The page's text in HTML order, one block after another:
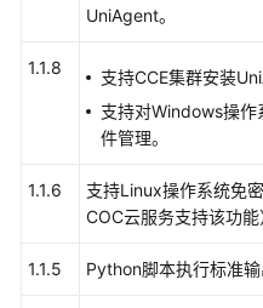
组
AOM
理
指
接
UniAgent。
1.1.8
支持CCE集群安装
支持对Windows操作
件管理。
1.1.6
支持Linux操作系统免
COC云服务支持该功能
1.1.5 Python脚本执行标准输